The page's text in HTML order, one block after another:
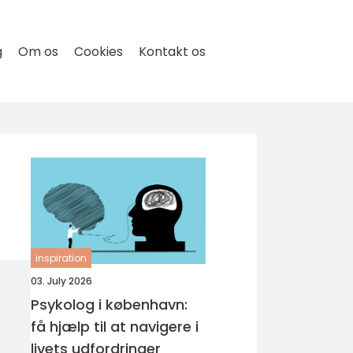
Om os Cookies Kontakt os
inspiration
03. July 2026
Psykolog i københavn:
få hjælp til at navigere i
livets udfordringer